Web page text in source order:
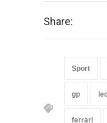
Share:
Sport
gp
ferrari